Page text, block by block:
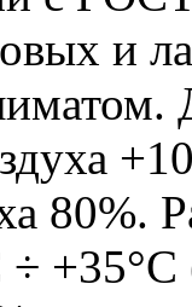
и
80%.
÷